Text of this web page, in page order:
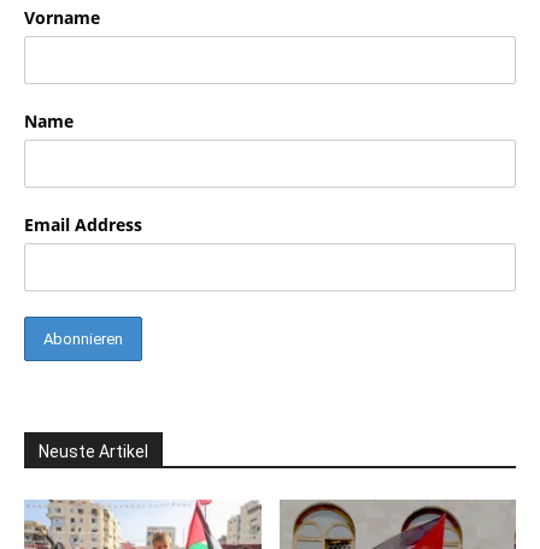
Vorname
Name
Email Address
Neuste Artikel